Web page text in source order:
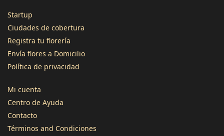
Startup
Ciudades de cobertura
Registra tu florería
Envía flores a Domicilio
Política de privacidad
Mi cuenta
Centro de Ayuda
Contacto
Términos and Condiciones
3496 Reseñas